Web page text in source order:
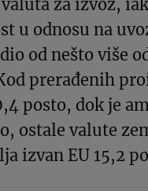
za izvoz,
u odnosu na
od nešto više
prerađenih
posto, dok je
ostale valute
izvan EU 15,2